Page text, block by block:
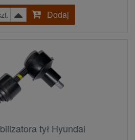
Dodaj
tył Hyundai